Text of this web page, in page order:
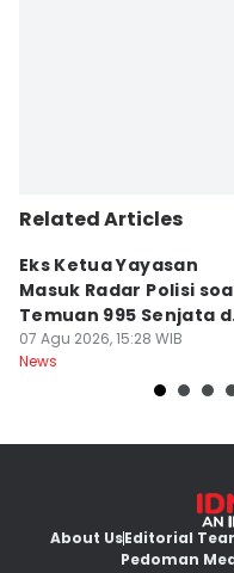
Related Articles
Eks Ketua Yayasan
Masuk Radar Polisi
Temuan 995 Senjata
Sekolah
07 Agu 2026, 15:28 WIB
News
About UsEditorial
Pedoman